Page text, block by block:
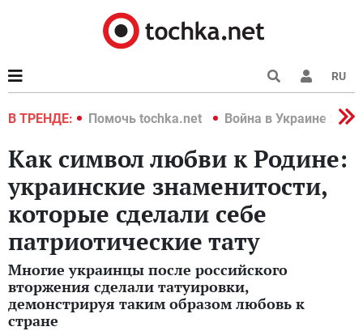
RU
В ТРЕНДЕ:
2022 Помочь tochka.net Война в Украине 2022
Как символ любви к Родине:
украинские знаменитости,
которые сделали себе
патриотические тату
Многие украинцы после российского
вторжения сделали татуировки,
демонстрируя таким образом любовь к
стране